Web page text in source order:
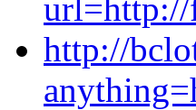
url=http://
http://